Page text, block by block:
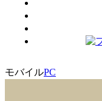
モバイルPC